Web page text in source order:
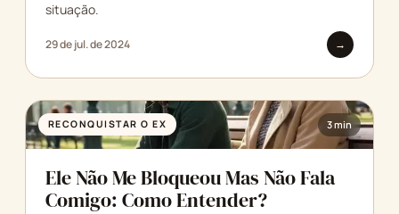
situação.
29 de jul. de 2024 →
RECONQUISTAR O EX 3 min
Ele Não Me Bloqueou Mas Não Fala
Comigo: Como Entender?